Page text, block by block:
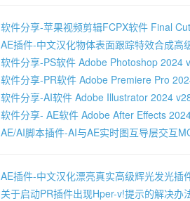
软件分享-苹果视频剪辑FCPX软件 Final
AE插件-中文汉化物体表面跟踪特效合成
软件分享-PS软件 Adobe Photoshop 2024
软件分享-PR软件 Adobe Premiere Pro
软件分享-AI软件 Adobe Illustrator 2024
软件分享- AE软件 Adobe After Effects
AE/AI脚本插件-AI与AE实时图互导层交互
AE插件-中文汉化漂亮真实高级辉光发光
关于启动PR插件出现Hper-v!提示的解决办